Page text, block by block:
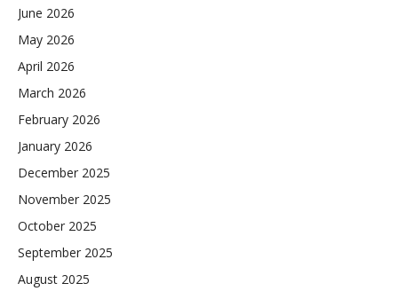
June 2026
May 2026
April 2026
March 2026
February 2026
January 2026
December 2025
November 2025
October 2025
September 2025
August 2025